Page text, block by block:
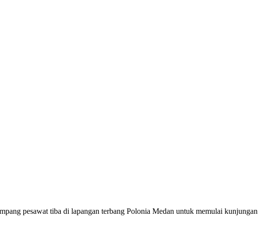
pesawat tiba di lapangan terbang Polonia Medan untuk memulai kunjungan